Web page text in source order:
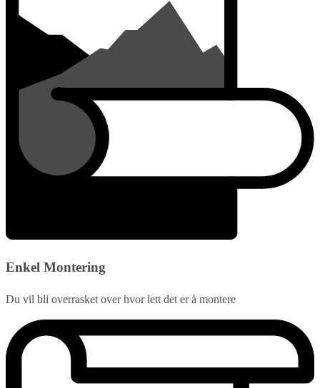
Enkel Montering
Du vil bli overrasket over hvor lett det er å montere